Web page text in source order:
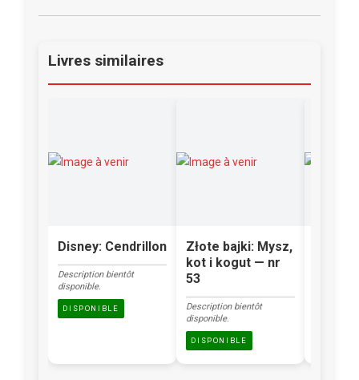
Livres similaires
Disney: Cendrillon
Description bientôt
disponible.
DISPONIBLE
Złote bajki: Mysz,
kot i kogut — nr
53
Description bientôt
disponible.
DISPONIBLE